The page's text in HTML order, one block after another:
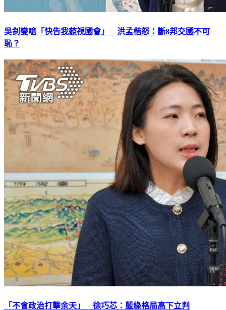
吳釗燮嗆「快告我藐視國會」 洪孟楷怒：斷8邦交國不可
恥？
「不會政治打擊余天」 徐巧芯：藍綠格局高下立判